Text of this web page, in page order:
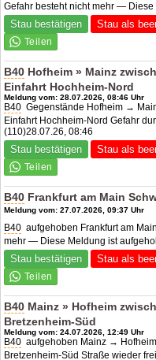
Gefahr besteht nicht mehr —
Stau bestätigen Stau als
B40 Hofheim » Mainz
Einfahrt Hochheim-Nord
Meldung vom: 28.07.2026, 08:46 Uhr
B40 Gegenstände Hofheim →
Einfahrt Hochheim-Nord Gefahr
(110)28.07.26, 08:46
Stau bestätigen Stau als
B40 Frankfurt am Main
Meldung vom: 27.07.2026, 09:37 Uhr
B40 aufgehoben Frankfurt am
mehr — Diese Meldung ist
Stau bestätigen Stau als
B40 Mainz » Hofheim
Bretzenheim-Süd
Meldung vom: 24.07.2026, 12:49 Uhr
B40 aufgehoben Mainz →
Bretzenheim-Süd Straße wieder